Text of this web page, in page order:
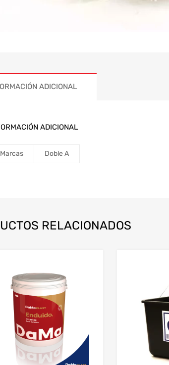
ADICIONAL
ADICIONAL
Marcas Doble A
RELACIONADOS